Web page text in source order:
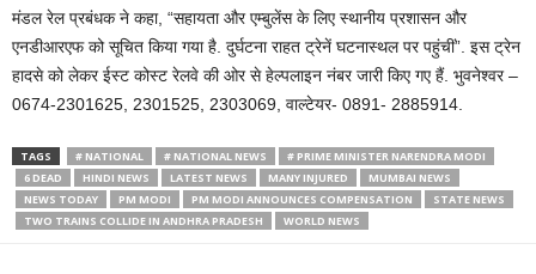
मंडल रेल प्रबंधक ने कहा, “सहायता और एम्बुलेंस के लिए स्थानीय प्रशासन और
एनडीआरएफ को सूचित किया गया है. दुर्घटना राहत ट्रेनें घटनास्थल पर पहुंचीं”. इस ट्रेन
हादसे को लेकर ईस्ट कोस्ट रेलवे की ओर से हेल्पलाइन नंबर जारी किए गए हैं. भुवनेश्वर –
0674-2301625, 2301525, 2303069, वाल्टेयर- 0891- 2885914.
TAGS # NATIONAL # NATIONAL NEWS
# PRIME MINISTER NARENDRA MODI
6 DEAD
HINDI NEWS LATEST NEWS MANY INJURED
MUMBAI NEWS
NEWS TODAY
PM MODI PM MODI ANNOUNCES COMPENSATION
STATE NEWS
TWO TRAINS COLLIDE IN ANDHRA PRADESH
WORLD NEWS